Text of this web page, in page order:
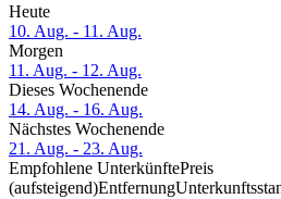
Heute
10. Aug. - 11. Aug.
Morgen
11. Aug. - 12. Aug.
Dieses Wochenende
14. Aug. - 16. Aug.
Nächstes Wochenende
21. Aug. - 23. Aug.
Empfohlene UnterkünftePreis
(aufsteigend)Entfernung